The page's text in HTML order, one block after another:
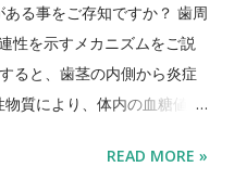
ホワイトニング 治療により
すくなるとも考えられま
常に進化しており、 ホワイ
を訴えるケースがほぼない
失したり、知覚過敏処置で
る事をご存知ですか？ 歯周
性を示すメカニズムをご説
ると、歯茎の内側から炎症
質により、体内の血糖値を
悪化してしまうのです。 一
READ MORE »